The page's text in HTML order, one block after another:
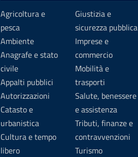
Agricoltura e
pesca
Ambiente
Anagrafe e stato
civile
Appalti pubblici
Autorizzazioni
Catasto e
urbanistica
Cultura e tempo
libero
Giustizia e
sicurezza pubblica
Imprese e
commercio
Mobilità e
trasporti
Salute, benessere
e assistenza
Tributi, finanze e
contravvenzioni
Turismo